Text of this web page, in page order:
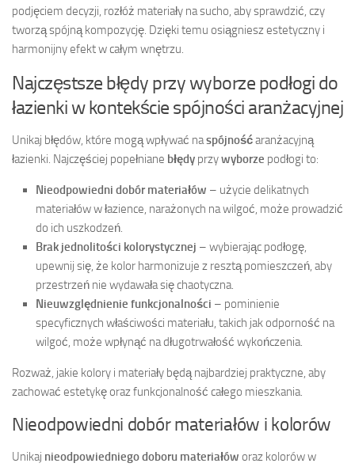
podjęciem decyzji, rozłóż materiały na sucho, aby sprawdzić, czy
tworzą spójną kompozycję. Dzięki temu osiągniesz estetyczny i
harmonijny efekt w całym wnętrzu.
Najczęstsze błędy przy wyborze podłogi do
łazienki w kontekście spójności aranżacyjnej
Unikaj błędów, które mogą wpływać naspójnośćaranżacyjną
łazienki. Najczęściej popełniane błędy przywyborze podłogi to:
Nieodpowiedni dobór materiałów – użycie delikatnych
materiałów w łazience, narażonych na wilgoć, może prowadzić
do ich uszkodzeń.
Brak jednolitości kolorystycznej – wybierając podłogę,
upewnij się, że kolor harmonizuje z resztą pomieszczeń, aby
przestrzeń nie wydawała się chaotyczna.
Nieuwzględnienie funkcjonalności – pominienie
specyficznych właściwości materiału, takich jak odporność na
wilgoć, może wpłynąć na długotrwałość wykończenia.
Rozważ, jakie kolory i materiały będą najbardziej praktyczne, aby
zachować estetykę oraz funkcjonalność całego mieszkania.
Nieodpowiedni dobór materiałów i kolorów
Unikaj nieodpowiedniego doboru materiałów oraz kolorów w